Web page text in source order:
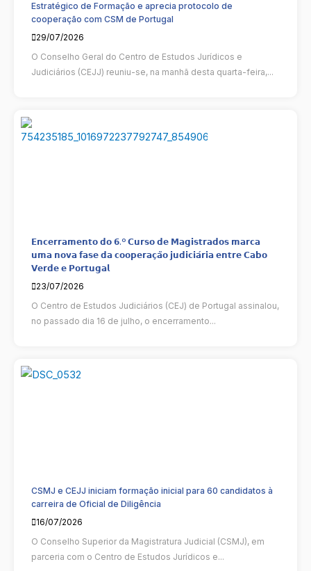
Estratégico de Formação e aprecia protocolo de
cooperação com CSM de Portugal
29/07/2026
O Conselho Geral do Centro de Estudos Jurídicos e
Judiciários (CEJJ) reuniu-se, na manhã desta quarta-feira,...
𝗘𝗻𝗰𝗲𝗿𝗿𝗮𝗺𝗲𝗻𝘁𝗼 𝗱𝗼 𝟲.º 𝗖𝘂𝗿𝘀𝗼 𝗱𝗲 𝗠𝗮𝗴𝗶𝘀𝘁𝗿𝗮𝗱𝗼𝘀 𝗺𝗮𝗿𝗰𝗮
𝘂𝗺𝗮 𝗻𝗼𝘃𝗮 𝗳𝗮𝘀𝗲 𝗱𝗮 𝗰𝗼𝗼𝗽𝗲𝗿𝗮𝗰̧𝗮̃𝗼 𝗷𝘂𝗱𝗶𝗰𝗶𝗮́𝗿𝗶𝗮 𝗲𝗻𝘁𝗿𝗲 𝗖𝗮𝗯𝗼
𝗩𝗲𝗿𝗱𝗲 𝗲 𝗣𝗼𝗿𝘁𝘂𝗴𝗮𝗹
23/07/2026
O Centro de Estudos Judiciários (CEJ) de Portugal assinalou,
no passado dia 16 de julho, o encerramento...
CSMJ e CEJJ iniciam formação inicial para 60 candidatos à
carreira de Oficial de Diligência
16/07/2026
O Conselho Superior da Magistratura Judicial (CSMJ), em
parceria com o Centro de Estudos Jurídicos e...